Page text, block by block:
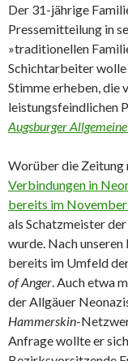
Der 31-jährige
Pressemitteilung in
»traditionellen
Schichtarbeiter
Stimme erheben, die
leistungsfeindlichen
Augsburger
Worüber die
Verbindungen in
bereits im
als Schatzmeister der
wurde. Nach
bereits im Umfeld
of Anger . Auch etwa
der Allgäuer
Hammerskin-
Anfrage wollte er